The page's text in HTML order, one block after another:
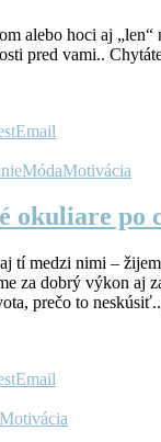
alebo hoci aj
pred vami..
Email
MódaMotivácia
okuliare po
tí medzi nimi –
za dobrý výkon aj
prečo to neskúsiť..
Email
Motivácia